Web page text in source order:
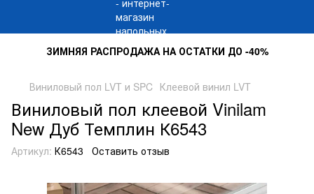
ЗИМНЯЯ РАСПРОДАЖА НА ОСТАТКИ ДО -40%
Виниловый пол LVT и SPC Клеевой винил LVT
Виниловый пол клеевой Vinilam
New Дуб Темплин К6543
Артикул: К6543 Оставить отзыв